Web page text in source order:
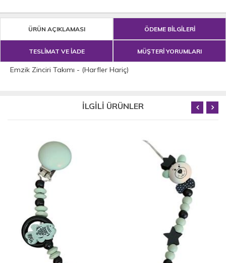
ÜRÜN AÇIKLAMASI ÖDEME BİLGİLERİ
TESLİMAT VE İADE MÜŞTERİ YORUMLARI
Emzik Zinciri Takımı - (Harfler Hariç)
İLGİLİ ÜRÜNLER